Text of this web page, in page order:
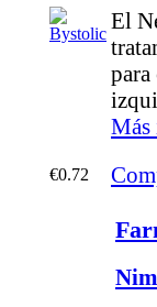
El
Más
€0.72